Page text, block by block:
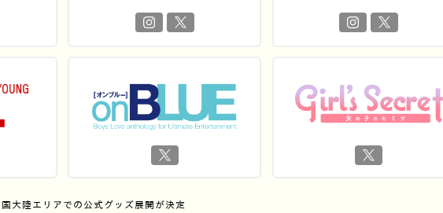
国大陸エリアでの公式グッズ展開が決定